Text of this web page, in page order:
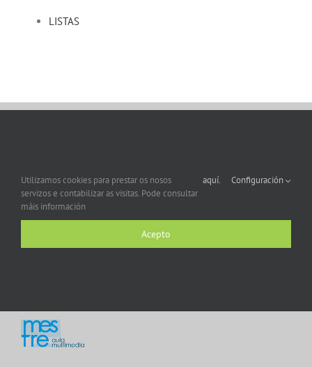
LISTAS
Utilizamos cookies para prestar os nosos
servizos e contabilizar as visitas. Pode consultar
máis información
aquí. Configuración
Acepto